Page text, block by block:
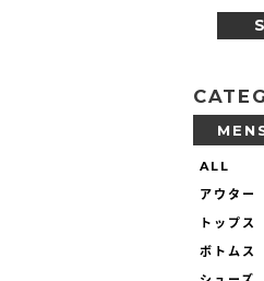
ALL
アウター
トップス
ボトムス